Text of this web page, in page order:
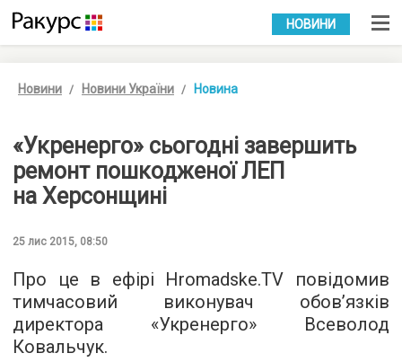
УКР РУС
НОВИНИ
Новини Новини України Новина
«Укренерго» сьогодні завершить
ремонт пошкодженої ЛЕП
на Херсонщині
25 лис 2015, 08:50
Про це в ефірі Hromadske.TV повідомив
тимчасовий виконувач обов’язків
директора «Укренерго» Всеволод
Ковальчук.